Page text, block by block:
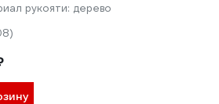
рукояти: дерево